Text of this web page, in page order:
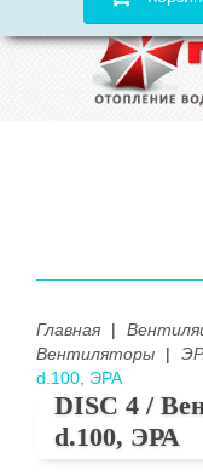
Главная |
Вентиляторы
|
d.100, ЭРА
DISC 4 /
d.100, ЭРА